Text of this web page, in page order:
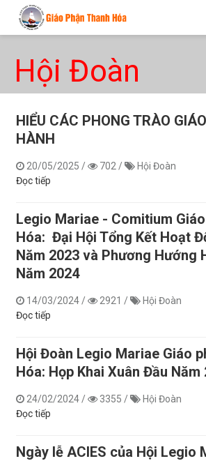
Hội Đoàn
​​​​​​​HIỂU CÁC PHONG TRÀO
HÀNH
20/05/2025 / 702 /
Hội Đoàn
Đọc tiếp
Legio Mariae - Comitium
Hóa: Đại Hội Tổng Kết Hoạt
Năm 2023 và Phương Hướng
Năm 2024
14/03/2024 / 2921 /
Hội Đoàn
Đọc tiếp
Hội Đoàn Legio Mariae Giáo
Hóa: Họp Khai Xuân Đầu Năm
24/02/2024 / 3355 /
Hội Đoàn
Đọc tiếp
Ngày lễ ACIES của Hội Legio